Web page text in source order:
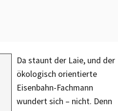
Da staunt der Laie, und der
ökologisch orientierte
Eisenbahn-Fachmann
wundert sich – nicht. Denn